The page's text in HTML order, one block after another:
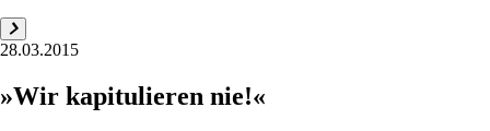
28.03.2015
»Wir kapitulieren nie!«